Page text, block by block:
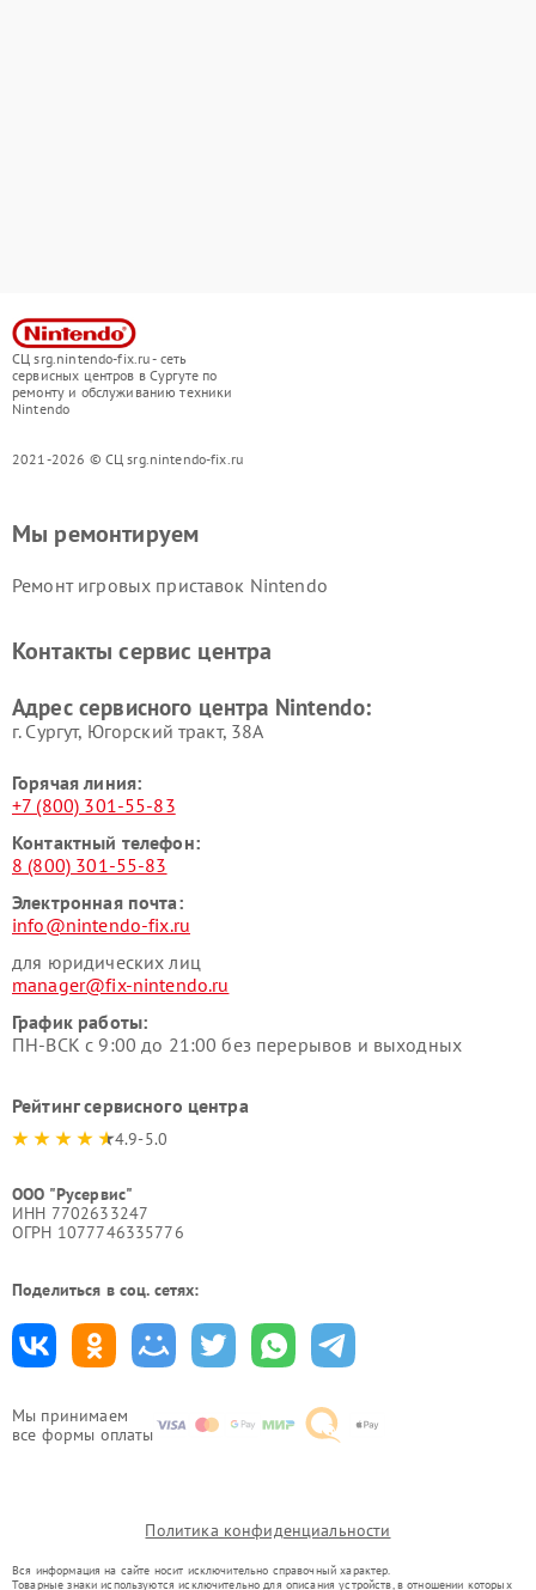
СЦ srg.nintendo-fix.ru - сеть
сервисных центров в Сургуте по
ремонту и обслуживанию техники
Nintendo
2021-2026 © СЦ srg.nintendo-fix.ru
Мы принимаем
все формы оплаты
Мы ремонтируем
Ремонт игровых приставок Nintendo
Контакты сервис центра
Адрес сервисного центра Nintendo:
г. Сургут, Югорский тракт, 38А
Горячая линия:
+7 (800) 301-55-83
Контактный телефон:
8 (800) 301-55-83
Электронная почта:
info@nintendo-fix.ru
для юридических лиц
manager@fix-nintendo.ru
График работы:
ПН-ВСК с 9:00 до 21:00 без перерывов и выходных
Рейтинг сервисного центра
4.9-5.0
ООО "Русервис"
ИНН 7702633247
ОГРН 1077746335776
Поделиться в соц. сетях:
Политика конфиденциальности
Вся информация на сайте носит исключительно справочный характер.
Товарные знаки используются исключительно для описания устройств, в отношении которых